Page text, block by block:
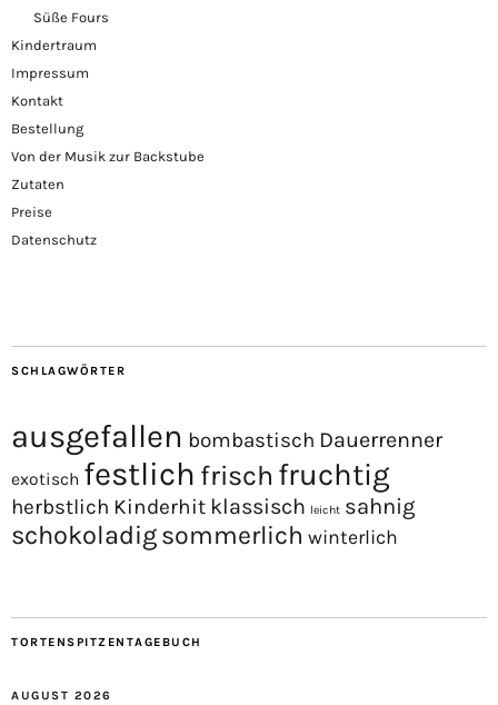
Süße Fours
Kindertraum
Impressum
Kontakt
Bestellung
Von der Musik zur Backstube
Zutaten
Preise
Datenschutz
SCHLAGWÖRTER
ausgefallen bombastisch Dauerrenner
exotisch festlich frisch fruchtig
herbstlich Kinderhit klassisch leicht sahnig
schokoladigsommerlich winterlich
TORTENSPITZENTAGEBUCH
AUGUST 2026